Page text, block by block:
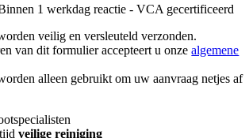
1 werkdag reactie - VCA gecertificeerd
veilig en versleuteld verzonden.
van dit formulier accepteert u onzealgemene
alleen gebruikt om uw aanvraag netjes af
veilige reiniging